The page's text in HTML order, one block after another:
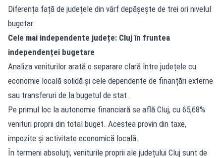
Diferența față de județele din vârf depășește de trei ori nivelul
bugetar.
Cele mai independente județe: Cluj în fruntea
independenței bugetare
Analiza veniturilor arată o separare clară între județele cu
economie locală solidă și cele dependente de finanțări externe
sau transferuri de la bugetul de stat.
Pe primul loc la autonomie financiară se află Cluj, cu 65,68%
venituri proprii din total buget. Acestea provin din taxe,
impozite și activitate economică locală.
În termeni absoluți, veniturile proprii ale județului Cluj sunt de